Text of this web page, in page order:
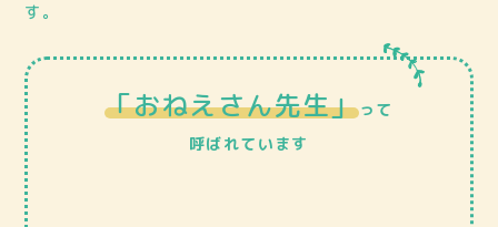
す。
「おねえさん先生」って
呼ばれています